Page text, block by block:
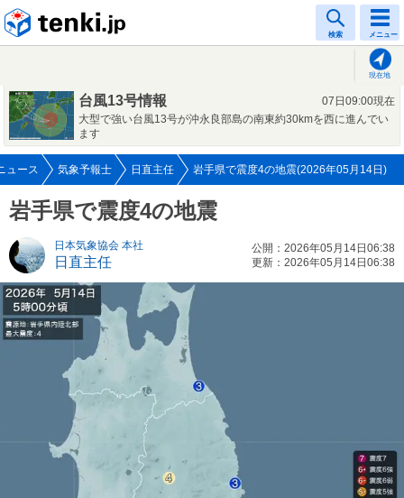
検索 メニュー
現在地
台風13号情報
07日09:00現在
大型で強い台風13号が沖永良部島の南東約30kmを西に進んでい
ます
ュース 気象予報士 日直主任 岩手県で震度4の地震(2026年05月14日)
岩手県で震度4の地震
日本気象協会 本社
日直主任
公開：2026年05月14日06:38
更新：2026年05月14日06:38